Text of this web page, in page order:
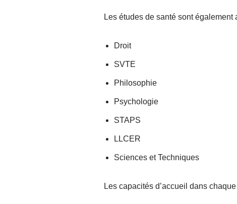
Les études de santé sont
Droit
SVTE
Philosophie
Psychologie
STAPS
LLCER
Sciences et Techniques
Les capacités d’accueil dans